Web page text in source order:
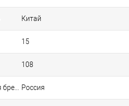
Китай
15
108
Россия